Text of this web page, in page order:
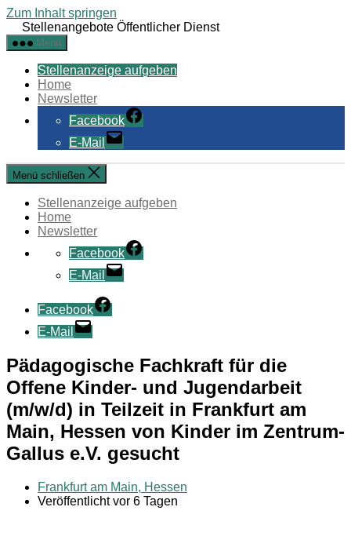
Zum Inhalt springen
Stellenangebote Öffentlicher Dienst
Menü
Stellenanzeige aufgeben
Home
Newsletter
Facebook
E-Mail
Menü schließen
Stellenanzeige aufgeben
Home
Newsletter
Facebook
E-Mail
Facebook
E-Mail
Pädagogische Fachkraft für die
Offene Kinder- und Jugendarbeit
(m/w/d) in Teilzeit in Frankfurt am
Main, Hessen von Kinder im Zentrum-
Gallus e.V. gesucht
Frankfurt am Main, Hessen
Veröffentlicht vor 6 Tagen